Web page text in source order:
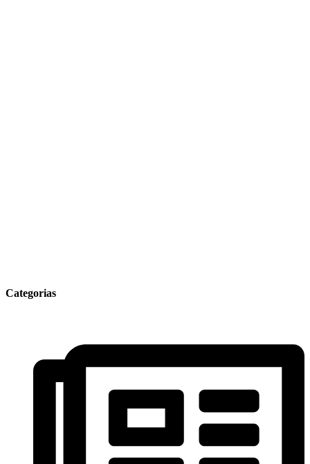
Categorias